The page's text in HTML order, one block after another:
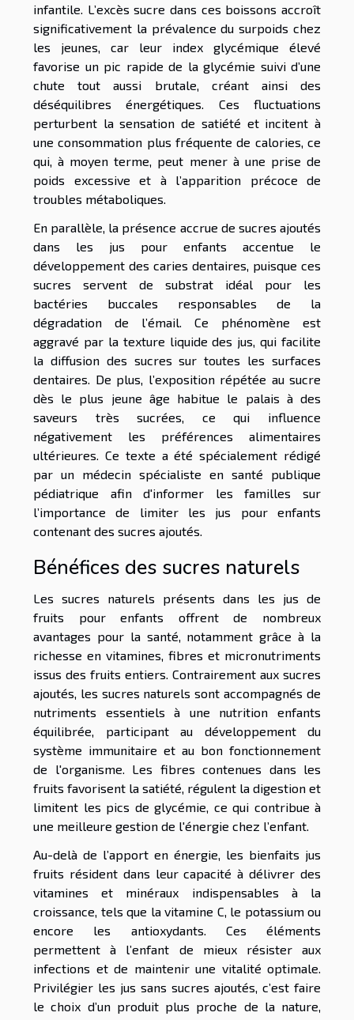
infantile. L’excès sucre dans ces boissons accroît
significativement la prévalence du surpoids chez
les jeunes, car leur index glycémique élevé
favorise un pic rapide de la glycémie suivi d’une
chute tout aussi brutale, créant ainsi des
déséquilibres énergétiques. Ces fluctuations
perturbent la sensation de satiété et incitent à
une consommation plus fréquente de calories, ce
qui, à moyen terme, peut mener à une prise de
poids excessive et à l’apparition précoce de
troubles métaboliques.
En parallèle, la présence accrue de sucres ajoutés
dans les jus pour enfants accentue le
développement des caries dentaires, puisque ces
sucres servent de substrat idéal pour les
bactéries buccales responsables de la
dégradation de l’émail. Ce phénomène est
aggravé par la texture liquide des jus, qui facilite
la diffusion des sucres sur toutes les surfaces
dentaires. De plus, l’exposition répétée au sucre
dès le plus jeune âge habitue le palais à des
saveurs très sucrées, ce qui influence
négativement les préférences alimentaires
ultérieures. Ce texte a été spécialement rédigé
par un médecin spécialiste en santé publique
pédiatrique afin d'informer les familles sur
l’importance de limiter les jus pour enfants
contenant des sucres ajoutés.
Bénéfices des sucres naturels
Les sucres naturels présents dans les jus de
fruits pour enfants offrent de nombreux
avantages pour la santé, notamment grâce à la
richesse en vitamines, fibres et micronutriments
issus des fruits entiers. Contrairement aux sucres
ajoutés, les sucres naturels sont accompagnés de
nutriments essentiels à une nutrition enfants
équilibrée, participant au développement du
système immunitaire et au bon fonctionnement
de l'organisme. Les fibres contenues dans les
fruits favorisent la satiété, régulent la digestion et
limitent les pics de glycémie, ce qui contribue à
une meilleure gestion de l'énergie chez l’enfant.
Au-delà de l’apport en énergie, les bienfaits jus
fruits résident dans leur capacité à délivrer des
vitamines et minéraux indispensables à la
croissance, tels que la vitamine C, le potassium ou
encore les antioxydants. Ces éléments
permettent à l’enfant de mieux résister aux
infections et de maintenir une vitalité optimale.
Privilégier les jus sans sucres ajoutés, c’est faire
le choix d’un produit plus proche de la nature,